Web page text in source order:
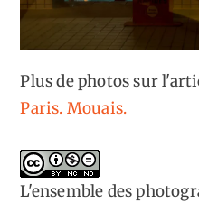
Plus de photos sur
Paris. Mouais.
L'ensemble des